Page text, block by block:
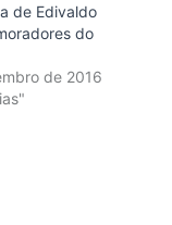
de Edivaldo
do
de 2016